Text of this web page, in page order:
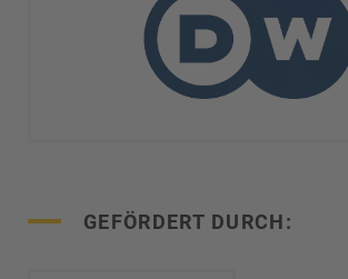
GEFÖRDERT DURCH: